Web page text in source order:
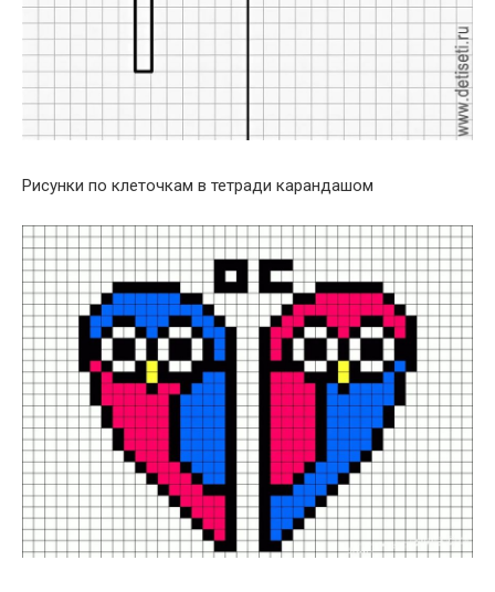
Рисунки по клеточкам в тетради карандашом